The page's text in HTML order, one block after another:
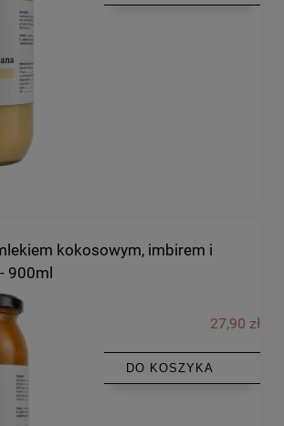
kokosowym, imbirem i
900ml
27,90 zł
DO KOSZYKA